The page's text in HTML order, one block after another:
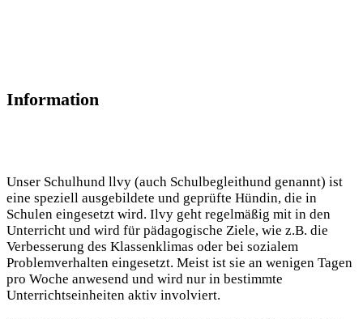
Information
Unser Schulhund llvy (auch Schulbegleithund genannt) ist
eine speziell ausgebildete und geprüfte Hündin, die in
Schulen eingesetzt wird. Ilvy geht regelmäßig mit in den
Unterricht und wird für pädagogische Ziele, wie z.B. die
Verbesserung des Klassenklimas oder bei sozialem
Problemverhalten eingesetzt. Meist ist sie an wenigen Tagen
pro Woche anwesend und wird nur in bestimmte
Unterrichtseinheiten aktiv involviert.